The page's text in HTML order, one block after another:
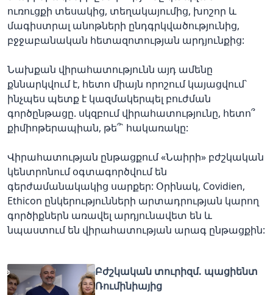
ուռուցքի տեսակից, տեղակայումից, խոշոր և
մագիստրալ անոթների ընդգրկվածությունից,
բջջաբանական հետազոտության արդյունքից:
Նախքան վիրահատությունն այդ ամենը
քննարկվում է, հետո միայն որոշում կայացվում`
ինչպես պետք է կազմակերպել բուժման
գործընթացը. սկզբում վիրահատությունը, հետո՞
քիմիոթերապիան, թե՞` հակառակը:
Վիրահատության ընթացքում «Նաիրի» բժշկական
կենտրոնում օգտագործվում են
գերժամանակակից սարքեր: Օրինակ, Covidien,
Ethicon ընկերությունների արտադրության կարող
գործիքներն առավել արդյունավետ են և
նպաստում են վիրահատության արագ ընթացքին:
Բժշկական տուրիզմ. պացիենտ
Ռումինիայից